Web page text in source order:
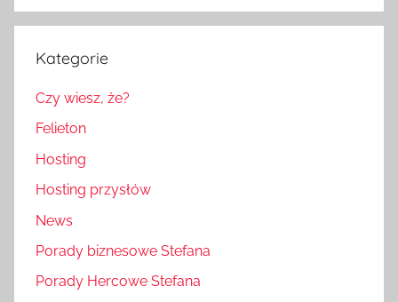
Kategorie
Czy wiesz, że?
Felieton
Hosting
Hosting przysłów
News
Porady biznesowe Stefana
Porady Hercowe Stefana